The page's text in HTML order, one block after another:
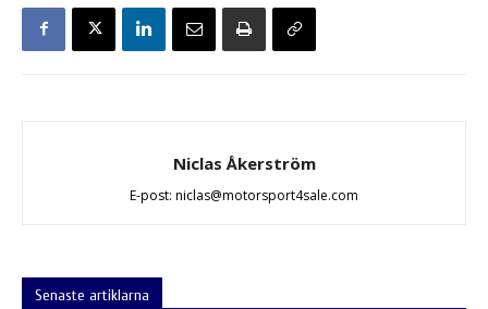
Niclas Åkerström
E-post: niclas@motorsport4sale.com
Senaste artiklarna